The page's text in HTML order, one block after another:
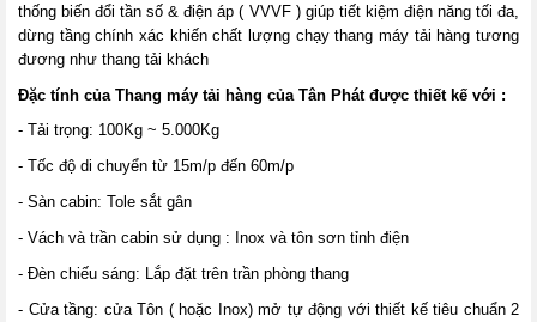
thống biến đổi tần số & điện áp ( VVVF ) giúp tiết kiệm điện năng tối đa,
dừng tầng chính xác khiến chất lượng chạythang máy tải hàng tương
đương như thang tải khách
Đặc tính của Thang máy tải hàng của Tân Phát được thiết kế với :
- Tải trọng: 100Kg ~ 5.000Kg
- Tốc độ di chuyển từ 15m/p đến 60m/p
- Sàn cabin: Tole sắt gân
- Vách và trần cabin sử dụng : Inox và tôn sơn tỉnh điện
- Đèn chiếu sáng: Lắp đặt trên trần phòng thang
- Cửa tầng: cửa Tôn ( hoặc Inox) mở tự động với thiết kế tiêu chuẩn 2